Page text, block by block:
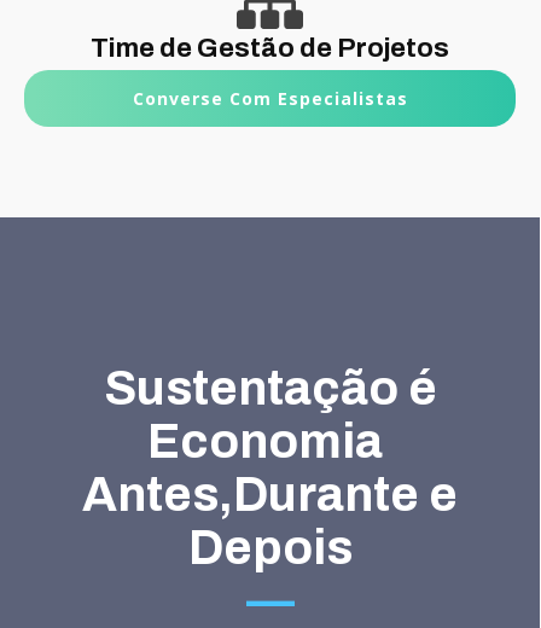
Time de Gestão de Projetos
Converse Com Especialistas
Sustentação é
Economia
Antes,Durante e
Depois